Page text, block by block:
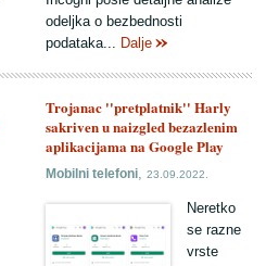
odeljka o bezbednosti
podataka... Dalje
Trojanac ''pretplatnik'' Harly
sakriven u naizgled bezazlenim
aplikacijama na Google Play
Mobilni telefoni,23.09.2022.
Neretko
se razne
vrste